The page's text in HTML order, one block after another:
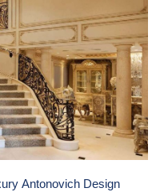
Antonovich Design